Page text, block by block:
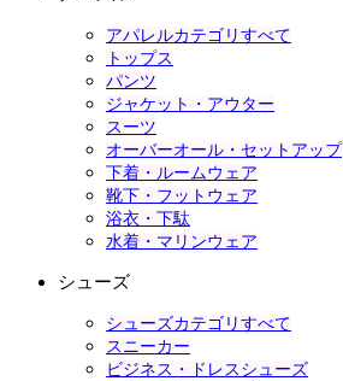
アパレルカテゴリすべて
トップス
パンツ
ジャケット・アウター
スーツ
オーバーオール・セットアップ
下着・ルームウェア
靴下・フットウェア
浴衣・下駄
水着・マリンウェア
シューズ
シューズカテゴリすべて
スニーカー
ビジネス・ドレスシューズ